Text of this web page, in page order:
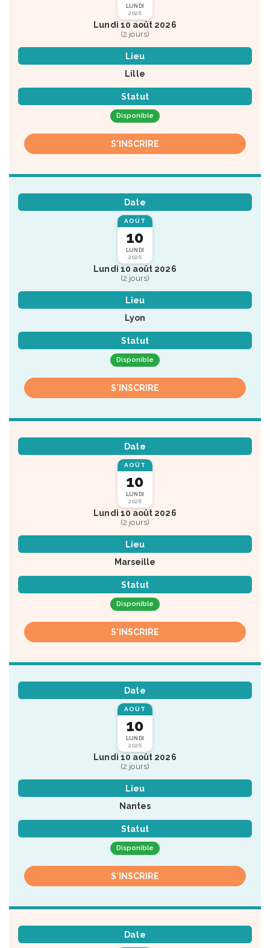
LUNDI
2026
Lundi 10 août 2026
(2 jours)
Lieu
Lille
Statut
Disponible
S'INSCRIRE
Date
AOÛT
10
LUNDI
2026
Lundi 10 août 2026
(2 jours)
Lieu
Lyon
Statut
Disponible
S'INSCRIRE
Date
AOÛT
10
LUNDI
2026
Lundi 10 août 2026
(2 jours)
Lieu
Marseille
Statut
Disponible
S'INSCRIRE
Date
AOÛT
10
LUNDI
2026
Lundi 10 août 2026
(2 jours)
Lieu
Nantes
Statut
Disponible
S'INSCRIRE
Date